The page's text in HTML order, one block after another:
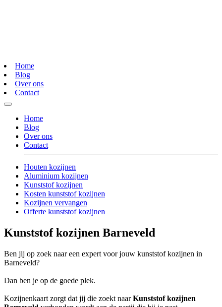
Home
Blog
Over ons
Contact
Home
Blog
Over ons
Contact
Houten kozijnen
Aluminium kozijnen
Kunststof kozijnen
Kosten kunststof kozijnen
Kozijnen vervangen
Offerte kunststof kozijnen
Kunststof kozijnen Barneveld
Ben jij op zoek naar een expert voor jouw kunststof kozijnen in
Barneveld?
Dan ben je op de goede plek.
Kozijnenkaart zorgt dat jij die zoekt naarKunststof kozijnen